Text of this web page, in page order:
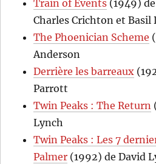
Train of Events (1949)
Charles Crichton et Basil
The Phoenician Scheme
Anderson
Derrière les barreaux
Parrott
Twin Peaks : The Return
Lynch
Twin Peaks : Les 7
Palmer (1992) de David